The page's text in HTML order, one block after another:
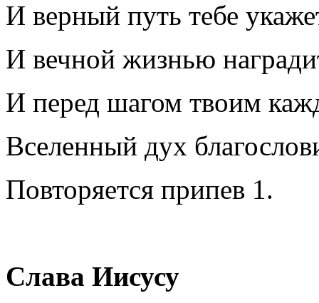
И верный путь тебе
И вечной жизнью
И перед шагом твоим
Вселенный дух
Повторяется припев 1.
Слава Иисусу